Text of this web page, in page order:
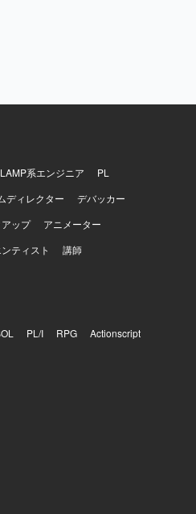
LAMP系エンジニア
PL
ディレクター
デバッカー
ップ
アニメーター
ティスト 講師
PL/I RPG
Actionscript